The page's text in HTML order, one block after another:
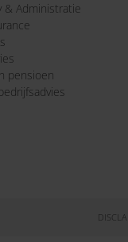
& Administratie
pensioen